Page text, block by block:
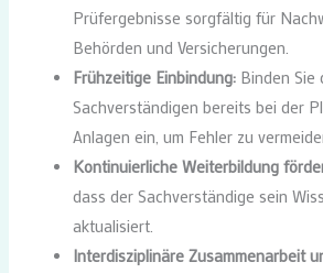
Prüfergebnisse sorgfältig für
Behörden und Versicherungen.
Frühzeitige Einbindung: Binden Sie
Sachverständigen bereits bei der
Anlagen ein, um Fehler zu
Kontinuierliche Weiterbildung
dass der Sachverständige sein
aktualisiert.
Interdisziplinäre Zusammenarbeit